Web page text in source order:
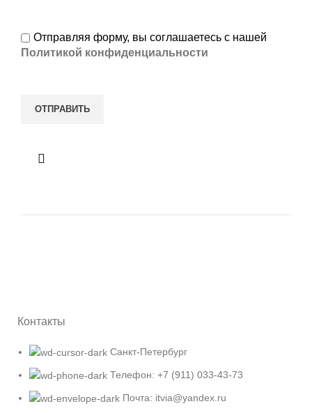
Отправляя форму, вы соглашаетесь с нашей
Политикой конфиденциальности
Контакты
Санкт-Петербург
Телефон: +7 (911) 033-43-73
Почта: itvia@yandex.ru